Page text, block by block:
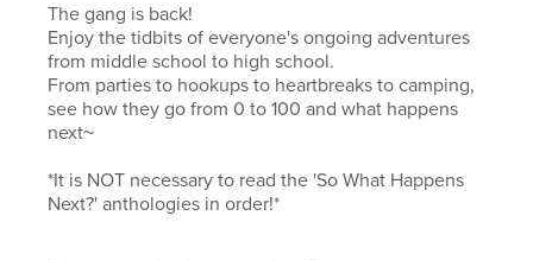
The gang is back!
Enjoy the tidbits of everyone's ongoing adventures
from middle school to high school.
From parties to hookups to heartbreaks to camping,
see how they go from 0 to 100 and what happens
next~
*It is NOT necessary to read the 'So What Happens
Next?' anthologies in order!*